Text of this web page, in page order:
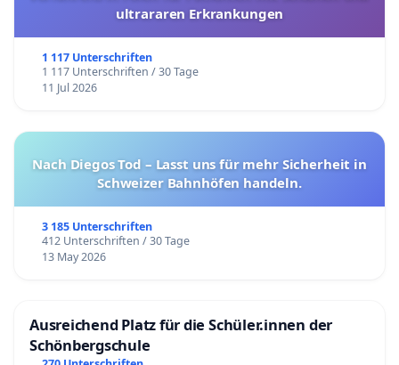
ultrararen Erkrankungen
1 117 Unterschriften
1 117 Unterschriften / 30 Tage
11 Jul 2026
Nach Diegos Tod – Lasst uns für mehr Sicherheit in
Schweizer Bahnhöfen handeln.
3 185 Unterschriften
412 Unterschriften / 30 Tage
13 May 2026
Ausreichend Platz für die Schüler.innen der
Schönbergschule